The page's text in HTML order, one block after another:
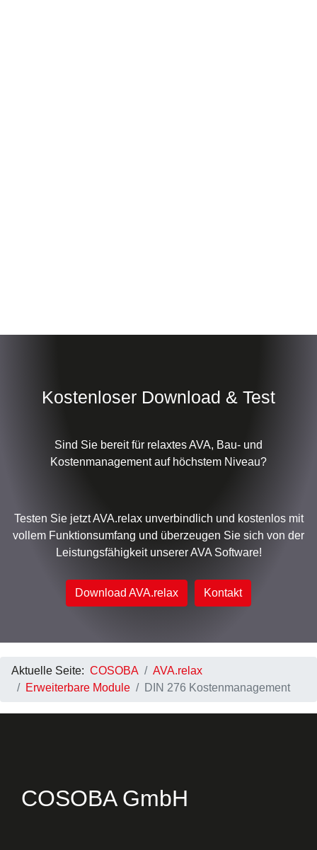
Kostenloser Download & Test
Sind Sie bereit für relaxtes AVA, Bau- und
Kostenmanagement auf höchstem Niveau?
Testen Sie jetzt AVA.relax unverbindlich und kostenlos mit
vollem Funktionsumfang und überzeugen Sie sich von der
Leistungsfähigkeit unserer AVA Software!
Download AVA.relax Kontakt
Aktuelle Seite: COSOBA
AVA.relax
Erweiterbare Module
DIN 276 Kostenmanagement
COSOBA GmbH